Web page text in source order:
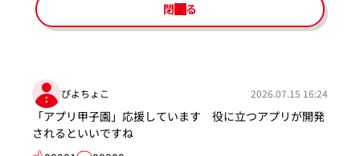
閉じる
ぴよちょこ 2026.07.15 16:24
「アプリ甲子園」応援しています 役に立つアプリが開発
されるといいですね